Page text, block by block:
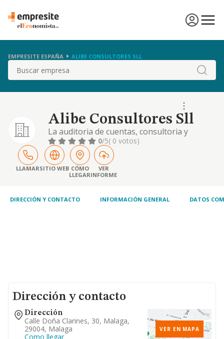
EMPRESITE ESPAÑA ALIBE CONSULTORES SLL
Buscar
Alibe Consultores Sll
La auditoria de cuentas, consultoria y
asesoramiento fiscal y contable
0/5( 0 votos)
LLAMARSITIO WEB CÓMO
LLEGAR
VER
INFORME
DIRECCIÓN Y CONTACTO INFORMACIÓN GENERAL DATOS
Dirección y contacto
Dirección
Calle Doña Clarines, 30, Malaga,
29004, Malaga
Como llegar
VER EN MAPA